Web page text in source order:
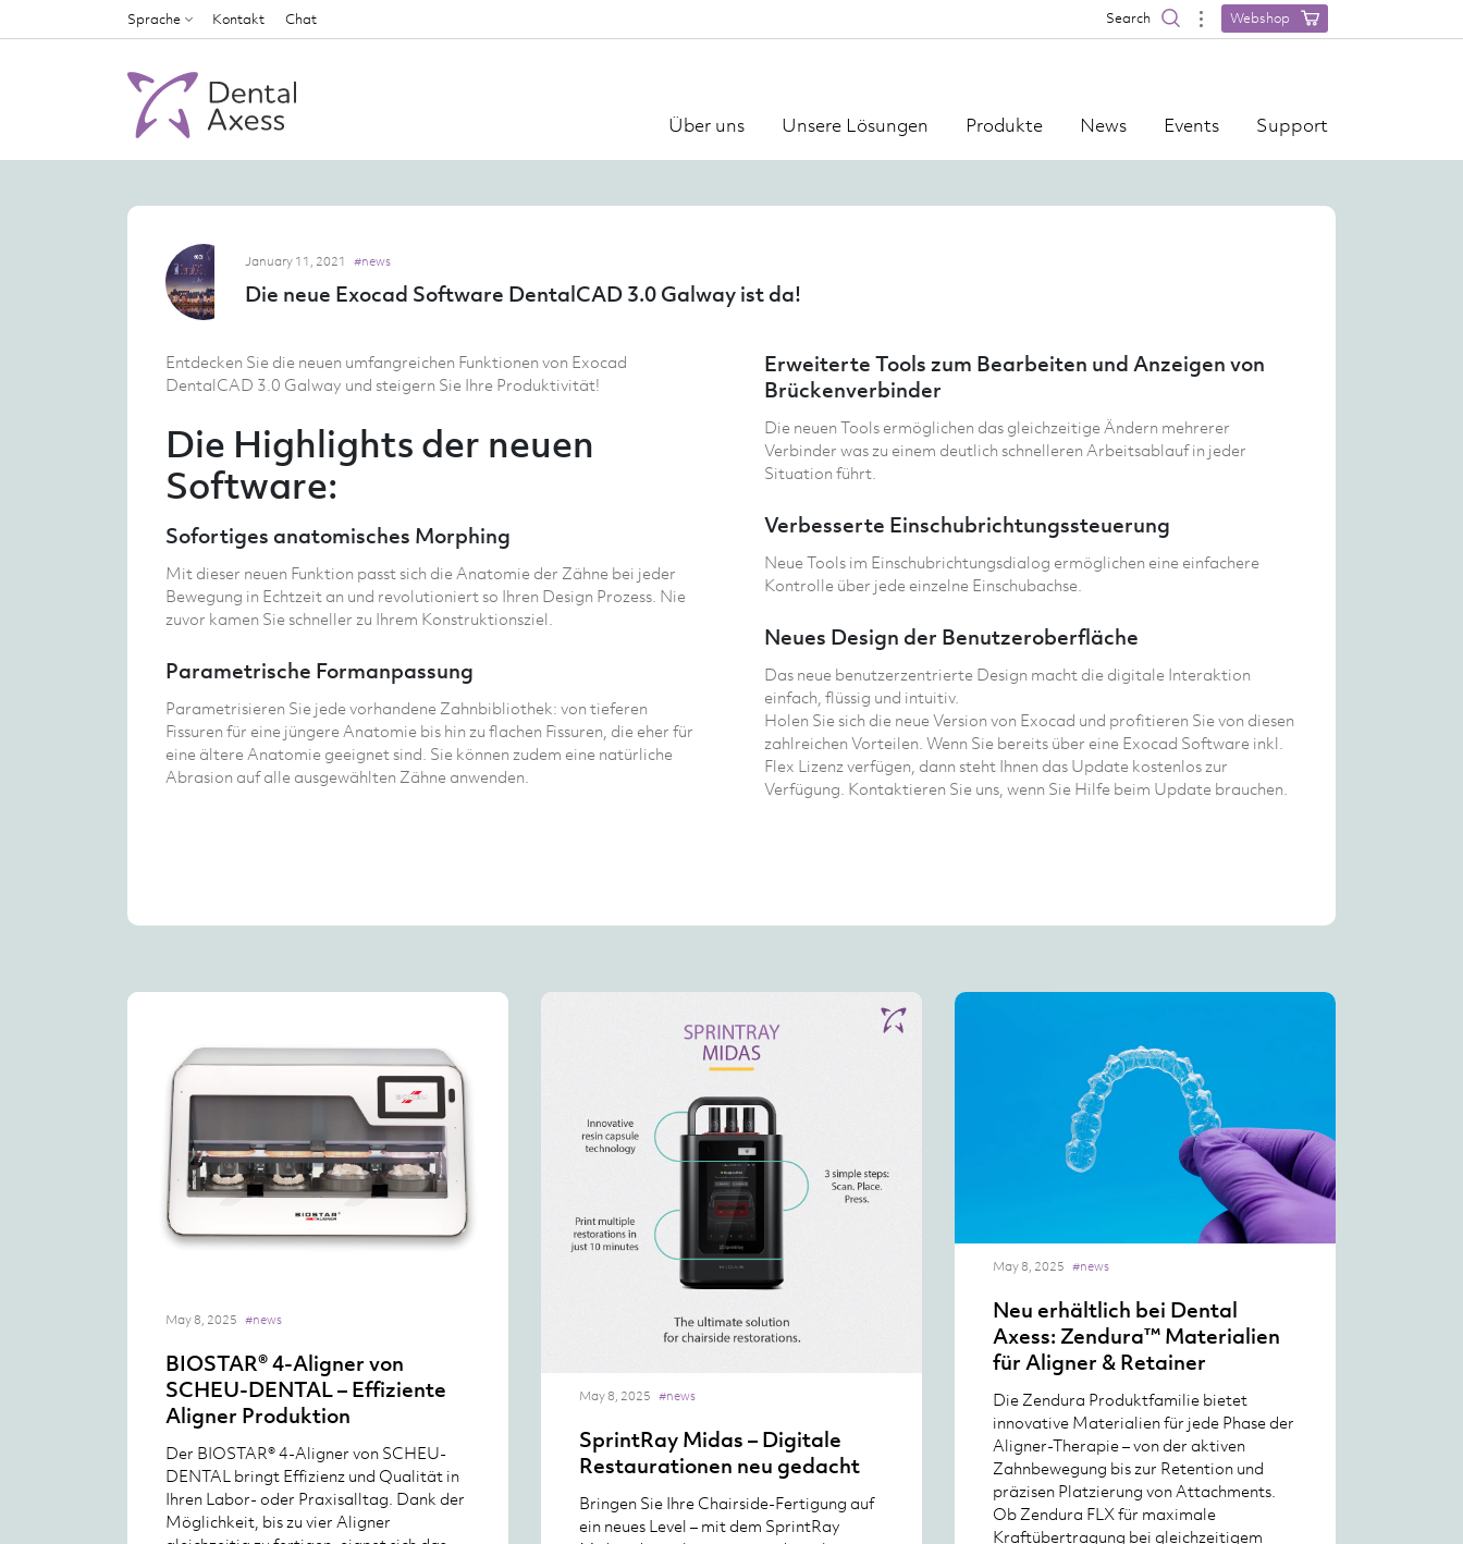
Sprache Kontakt Chat Search Webshop
Über uns Unsere Lösungen Produkte News Events Support
January 11, 2021 #news
Die neue Exocad Software DentalCAD 3.0 Galway ist da!
Entdecken Sie die neuen umfangreichen Funktionen von Exocad
DentalCAD 3.0 Galway und steigern Sie Ihre Produktivität!
Die Highlights der neuen
Software:
Sofortiges anatomisches Morphing
Mit dieser neuen Funktion passt sich die Anatomie der Zähne bei jeder
Bewegung in Echtzeit an und revolutioniert so Ihren Design Prozess. Nie
zuvor kamen Sie schneller zu Ihrem Konstruktionsziel.
Parametrische Formanpassung
Parametrisieren Sie jede vorhandene Zahnbibliothek: von tieferen
Fissuren für eine jüngere Anatomie bis hin zu flachen Fissuren, die eher für
eine ältere Anatomie geeignet sind. Sie können zudem eine natürliche
Abrasion auf alle ausgewählten Zähne anwenden.
Erweiterte Tools zum Bearbeiten und Anzeigen von
Brückenverbinder
Die neuen Tools ermöglichen das gleichzeitige Ändern mehrerer
Verbinder was zu einem deutlich schnelleren Arbeitsablauf in jeder
Situation führt.
Verbesserte Einschubrichtungssteuerung
Neue Tools im Einschubrichtungsdialog ermöglichen eine einfachere
Kontrolle über jede einzelne Einschubachse.
Neues Design der Benutzeroberfläche
Das neue benutzerzentrierte Design macht die digitale Interaktion
einfach, flüssig und intuitiv.
Holen Sie sich die neue Version von Exocad und profitieren Sie von diesen
zahlreichen Vorteilen. Wenn Sie bereits über eine Exocad Software inkl.
Flex Lizenz verfügen, dann steht Ihnen das Update kostenlos zur
Verfügung. Kontaktieren Sie uns, wenn Sie Hilfe beim Update brauchen.
May 8, 2025 #news
BIOSTAR® 4-Aligner von
SCHEU-DENTAL – Effiziente
Aligner Produktion
Der BIOSTAR® 4-Aligner von SCHEU-
DENTAL bringt Effizienz und Qualität in
Ihren Labor- oder Praxisalltag. Dank der
Möglichkeit, bis zu vier Aligner
May 8, 2025 #news
SprintRay Midas – Digitale
Restaurationen neu gedacht
Bringen Sie Ihre Chairside-Fertigung auf
ein neues Level – mit dem SprintRay
May 8, 2025 #news
Neu erhältlich bei Dental
Axess: Zendura™ Materialien
für Aligner & Retainer
Die Zendura Produktfamilie bietet
innovative Materialien für jede Phase der
Aligner-Therapie – von der aktiven
Zahnbewegung bis zur Retention und
präzisen Platzierung von Attachments.
Ob Zendura FLX für maximale
Kraftübertragung bei gleichzeitigem